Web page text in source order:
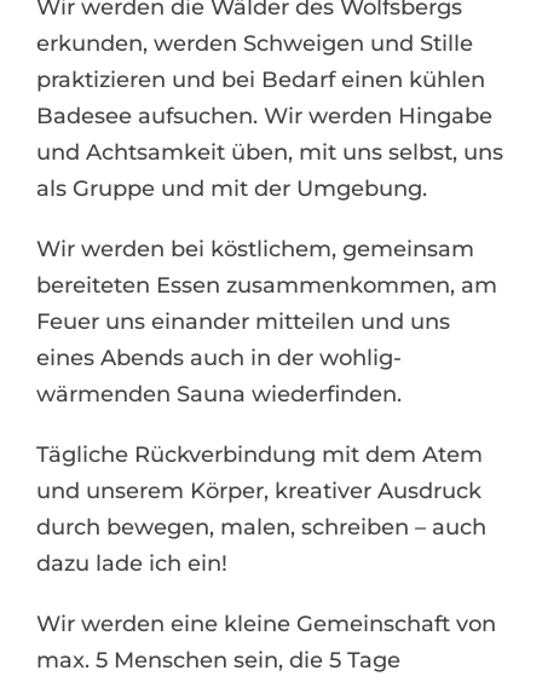
Wir werden die Wälder des Wolfsbergs
erkunden, werden Schweigen und Stille
praktizieren und bei Bedarf einen kühlen
Badesee aufsuchen. Wir werden Hingabe
und Achtsamkeit üben, mit uns selbst, uns
als Gruppe und mit der Umgebung.
Wir werden bei köstlichem, gemeinsam
bereiteten Essen zusammenkommen, am
Feuer uns einander mitteilen und uns
eines Abends auch in der wohlig-
wärmenden Sauna wiederfinden.
Tägliche Rückverbindung mit dem Atem
und unserem Körper, kreativer Ausdruck
durch bewegen, malen, schreiben – auch
dazu lade ich ein!
Wir werden eine kleine Gemeinschaft von
max. 5 Menschen sein, die 5 Tage